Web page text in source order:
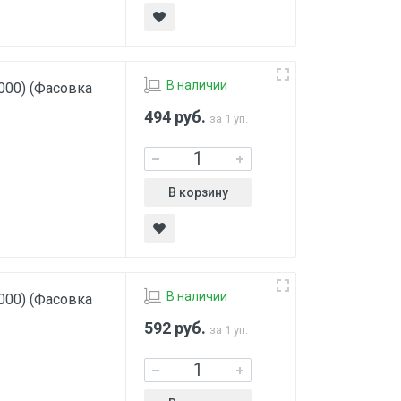
(Фасовка В наличии
494 руб. за 1 уп.
В корзину
(Фасовка В наличии
592 руб. за 1 уп.